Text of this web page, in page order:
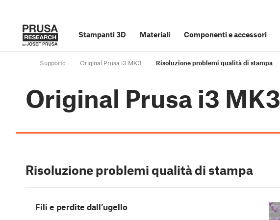
Stampanti 3D Materiali Componenti e accessori
Supporto Original Prusa i3 MK3 Risoluzione problemi qualità di stampa
Original Prusa i3 MK3
Risoluzione problemi qualità di stampa
Fili e perdite dall’ugello